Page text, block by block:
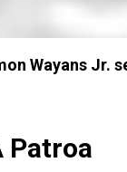
Wayans Jr.
Patroa